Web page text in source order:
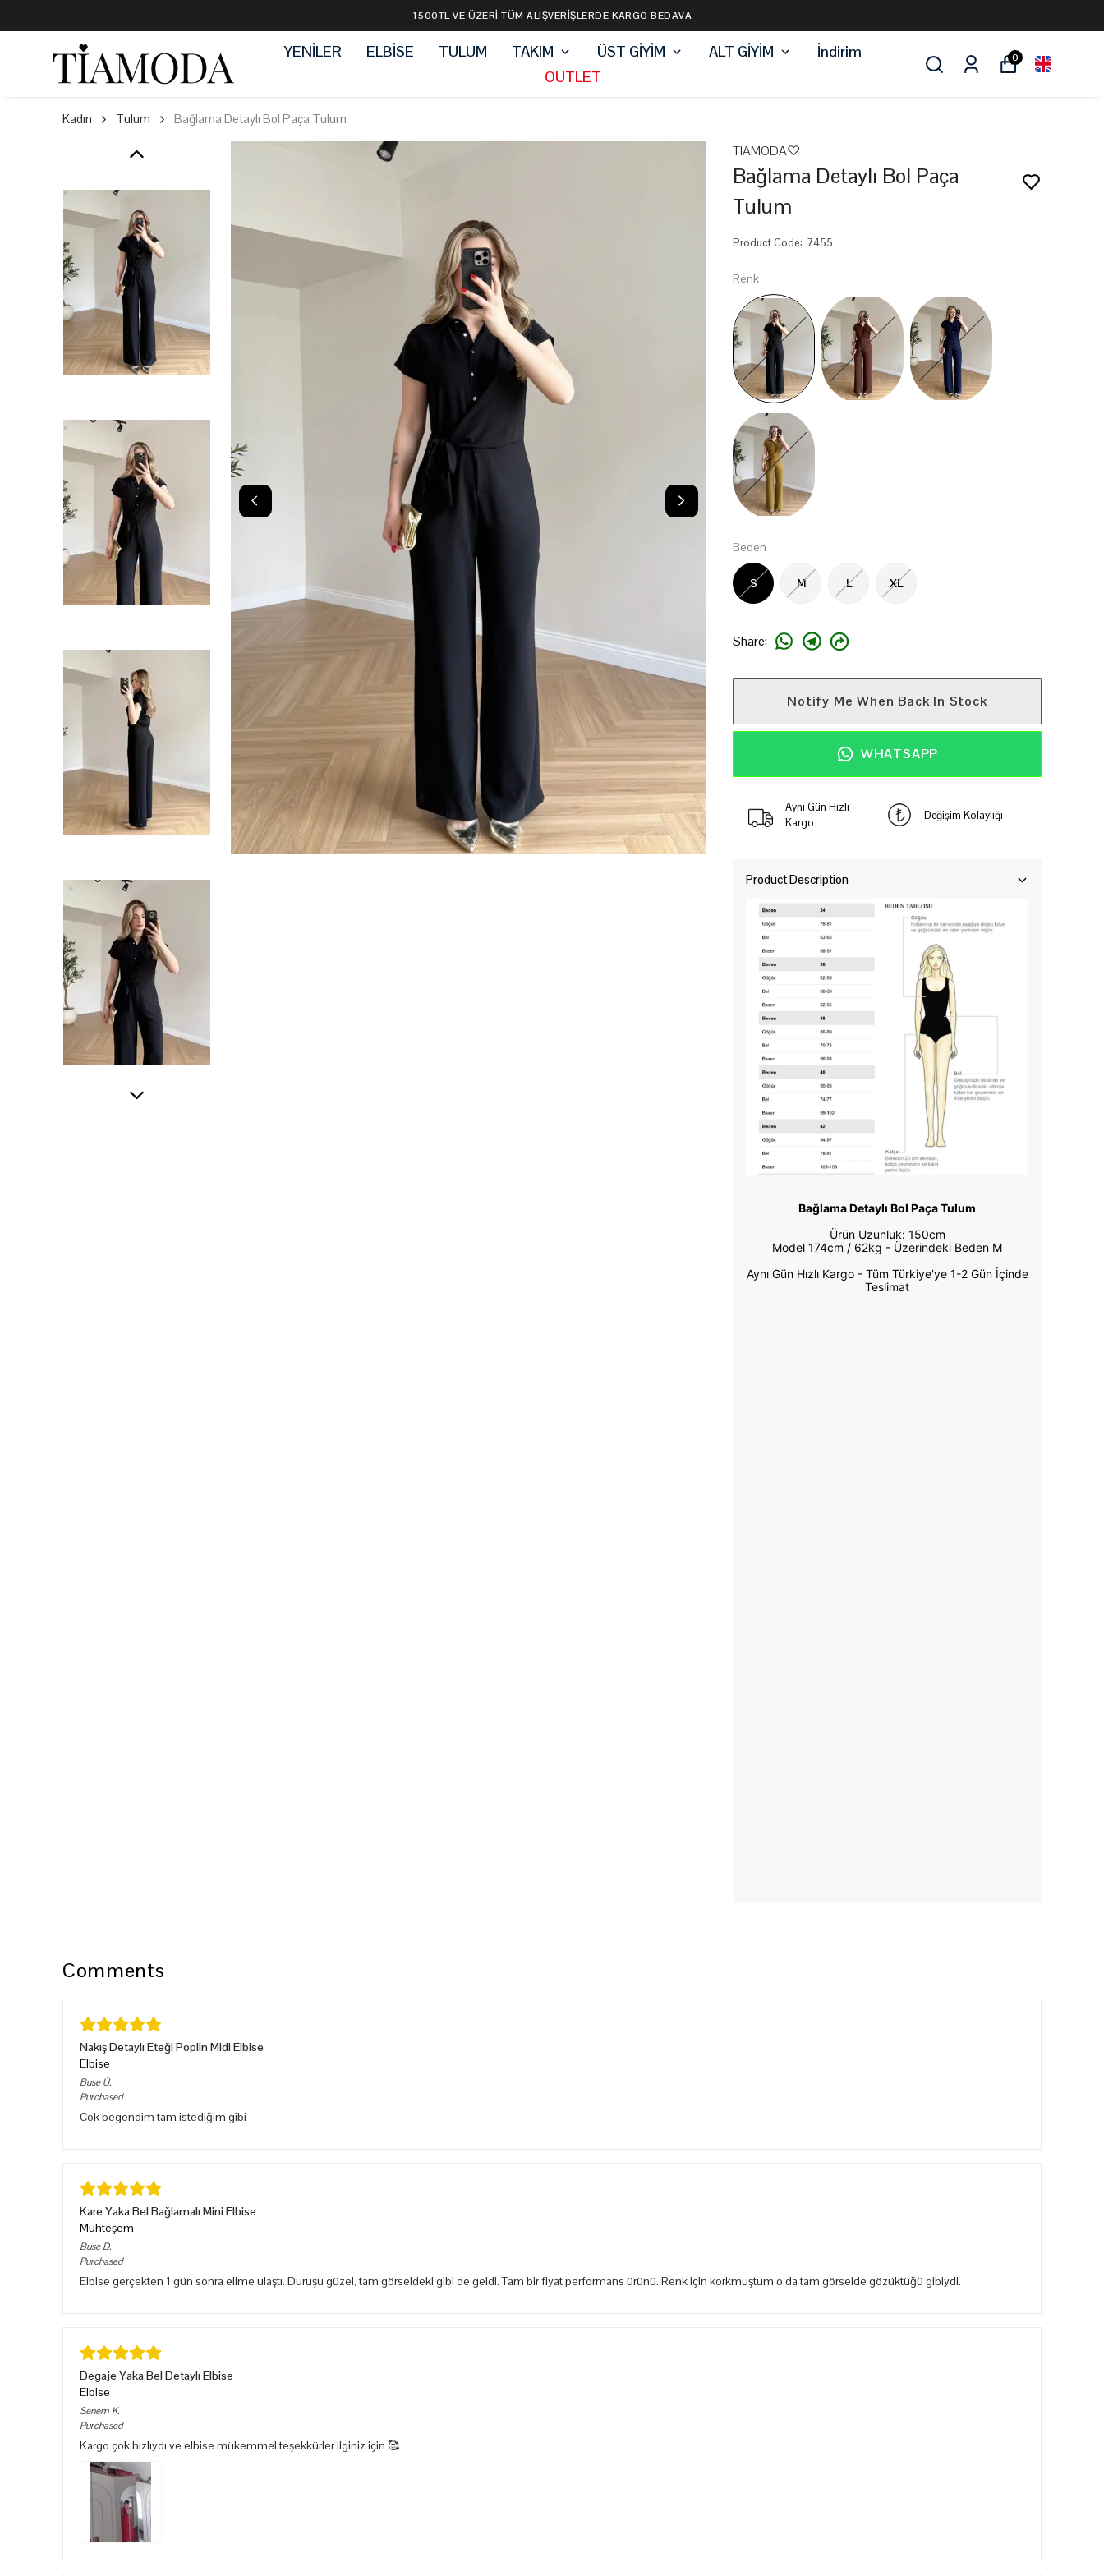
1500TL VE ÜZERİ TÜM ALIŞVERİŞLERDE KARGO BEDAVA
YENİLER ELBİSE TULUM TAKIM ÜST GİYİM ALT GİYİM
İndirim
OUTLET
0
Kadın Tulum Bağlama Detaylı Bol Paça Tulum
TIAMODA♡
Bağlama Detaylı Bol Paça
Tulum
Product Code: 7455
Renk
Beden
S M L XL
Share:
Notify Me When Back In Stock
WHATSAPP
Aynı Gün Hızlı
Kargo
Değişim Kolaylığı
Product Description
Bağlama Detaylı Bol Paça Tulum
Ürün Uzunluk: 150cm
Model 174cm / 62kg - Üzerindeki Beden M
Aynı Gün Hızlı Kargo - Tüm Türkiye'ye 1-2 Gün İçinde
Teslimat
Comments
Nakış Detaylı Eteği Poplin Midi Elbise
Elbise
Buse Ü.
Purchased
Cok begendim tam istediğim gibi
Kare Yaka Bel Bağlamalı Mini Elbise
Muhteşem
Buse D.
Purchased
Elbise gerçekten 1 gün sonra elime ulaştı. Duruşu güzel, tam görseldeki gibi de geldi. Tam bir fiyat performans ürünü. Renk için korkmuştum o da tam görselde gözüktüğü gibiydi.
Degaje Yaka Bel Detaylı Elbise
Elbise
Senem K.
Purchased
Kargo çok hızlıydı ve elbise mükemmel teşekkürler ilginiz için 🥰